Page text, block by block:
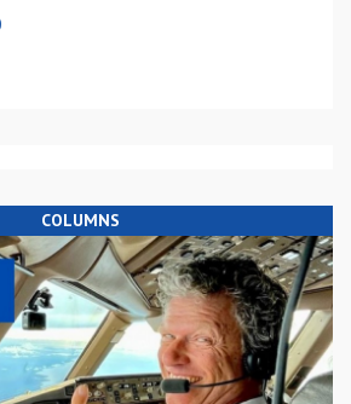
COLUMNS